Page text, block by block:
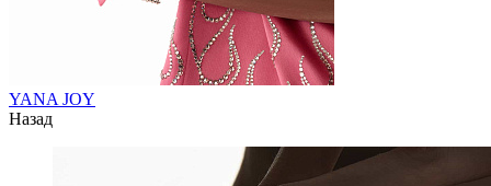
YANA JOY
Назад